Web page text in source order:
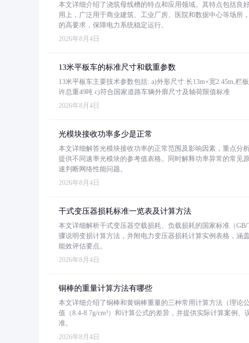
本文详细介绍了浇筑母线槽的特点和应用领域。其特点包括良
用上，广泛用于商业建筑、工业厂房、医院和数据中心等场所
的高要求，保障电力系统稳定运行。
2026年8月4日
13米平板车的标准尺寸和载重参数
13米平板车主要技术参数包括: a)外形尺寸:长13m×宽2.45m,栏
许总重49吨 c)符合国家道路车辆外廓尺寸及轴荷限值标准
2026年8月4日
光模块接收功率多少是正常
本文详细解答光模块接收功率的正常范围及影响因素，重点分
提供不同速率光模块的参考值表格。同时解释功率异常的常见
速判断网络性能问题。
2026年8月4日
干式变压器损耗标准一览表及计算方法
本文详细解析干式变压器空载损耗、负载损耗的国家标准（
骤说明变损计算方法，并附电力变压器损耗计算实例表格，涵
能效评估要点。
2026年8月4日
铜棒的重量计算方法有哪些
本文详细介绍了铜棒和黄铜棒重量的三种常用计算方法（理论
值（8.4-8.7g/cm³）和计算公式的差异，并提供实际计算案例
准。
2026年8月4日